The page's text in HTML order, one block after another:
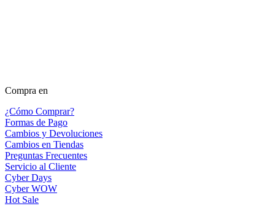
Compra en
¿Cómo Comprar?
Formas de Pago
Cambios y Devoluciones
Cambios en Tiendas
Preguntas Frecuentes
Servicio al Cliente
Cyber Days
Cyber WOW
Hot Sale